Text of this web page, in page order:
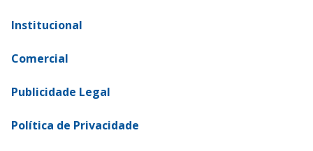
Institucional
Comercial
Publicidade Legal
Política de Privacidade